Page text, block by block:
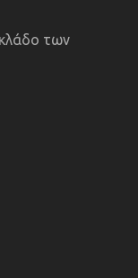
κλάδο των